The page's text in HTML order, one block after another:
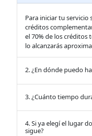
Para iniciar tu servicio
créditos
el 70% de los créditos
lo alcanzarás
2. ¿En dónde puedo
3. ¿Cuánto tiempo
4. Si ya elegí el lugar
sigue?